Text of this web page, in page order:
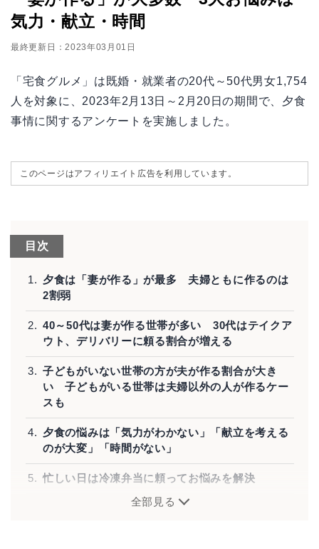
気力・献立・時間
最終更新日：2023年03月01日
「宅食グルメ」は既婚・就業者の20代～50代男女1,754
人を対象に、2023年2月13日～2月20日の期間で、夕食
事情に関するアンケートを実施しました。
このページはアフィリエイト広告を利用しています。
目次
夕食は「妻が作る」が最多 夫婦ともに作るのは
2割弱
40～50代は妻が作る世帯が多い 30代はテイクア
ウト、デリバリーに頼る割合が増える
子どもがいない世帯の方が夫が作る割合が大き
い 子どもがいる世帯は夫婦以外の人が作るケー
スも
夕食の悩みは「気力がわかない」「献立を考える
のが大変」「時間がない」
忙しい日は冷凍弁当に頼ってお悩みを解決
全部見る